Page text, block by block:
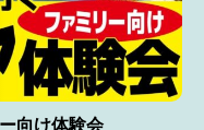
向け体験会